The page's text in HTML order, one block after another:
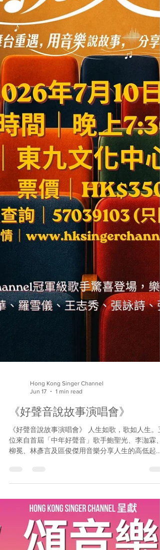
Jun 17
1 min read
《好聲音說故事演唱會》
伏，細味人生的悲歡離合，與大家共度一個笑中有
淚、淚中有愛的音樂夜！精彩環節包括： 偶像之
– 最愛偶像的一首深情之作 中聲回憶錄 – 在「中
好聲音」中最難忘的一首歌（特別追加：中一生大
爆料……萬勿錯過！) 情深點唱機 – 送給心底裡戀戀